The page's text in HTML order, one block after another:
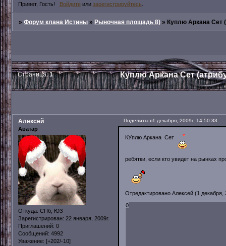
Привет, Гость! Войдитеили зарегистрируйтесь
»Форум клана Истины »Рыночная площадь 8) »Куплю Аркана Сет
Куплю Аркана Сет
Страница:1
Поделиться1 декабря, 2009г. 14:50:33
Алексей
Аватар
Откуда: СПб, ЮЗ
Зарегистрирован: 22 января, 2009г.
Приглашений: 0
Сообщений: 4992
Уважение: [+202/-10]
КУплю Аркана Сет
ребятки, если кто увидет на рынках
Отредактировано Алексей (1 декабря,
0